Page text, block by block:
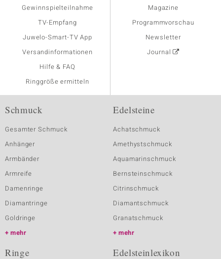
Gewinnspielteilnahme
TV-Empfang
Juwelo-Smart-TV App
Versandinformationen
Hilfe & FAQ
Ringgröße ermitteln
Magazine
Programmvorschau
Newsletter
Journal
Schmuck
Gesamter Schmuck
Anhänger
Armbänder
Armreife
Damenringe
Diamantringe
Goldringe
mehr
Edelsteine
Achatschmuck
Amethystschmuck
Aquamarinschmuck
Bernsteinschmuck
Citrinschmuck
Diamantschmuck
Granatschmuck
mehr
Ringe Edelsteinlexikon